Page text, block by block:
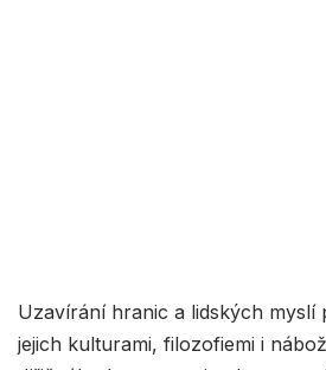
Uzavírání hranic a lidských myslí
jejich kulturami, filozofiemi i